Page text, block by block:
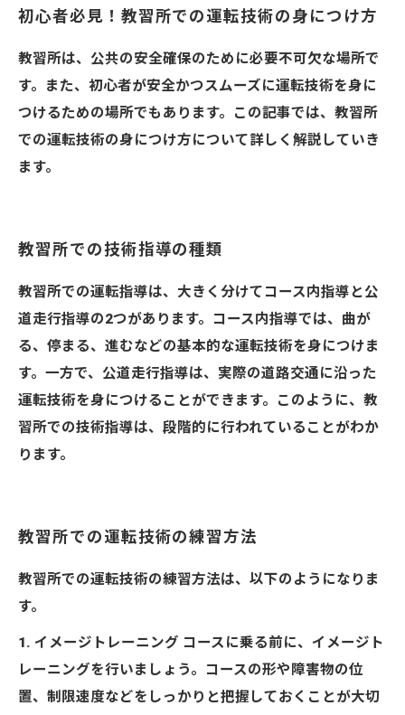
初心者必見！教習所での運転技術の身につけ方
教習所は、公共の安全確保のために必要不可欠な場所で
す。また、初心者が安全かつスムーズに運転技術を身に
つけるための場所でもあります。この記事では、教習所
での運転技術の身につけ方について詳しく解説していき
ます。
教習所での技術指導の種類
教習所での運転指導は、大きく分けてコース内指導と公
道走行指導の2つがあります。コース内指導では、曲が
る、停まる、進むなどの基本的な運転技術を身につけま
す。一方で、公道走行指導は、実際の道路交通に沿った
運転技術を身につけることができます。このように、教
習所での技術指導は、段階的に行われていることがわか
ります。
教習所での運転技術の練習方法
教習所での運転技術の練習方法は、以下のようになりま
す。
1. イメージトレーニング コースに乗る前に、イメージト
レーニングを行いましょう。コースの形や障害物の位
置、制限速度などをしっかりと把握しておくことが大切